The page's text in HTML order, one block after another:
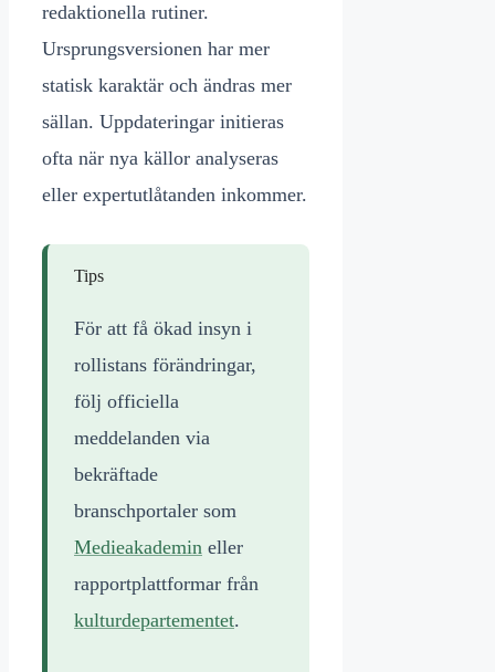
redaktionella rutiner.
Ursprungsversionen har mer
statisk karaktär och ändras mer
sällan. Uppdateringar initieras
ofta när nya källor analyseras
eller expertutlåtanden inkommer.
Tips
För att få ökad insyn i
rollistans förändringar,
följ officiella
meddelanden via
bekräftade
branschportaler som
Medieakademin eller
rapportplattformar från
kulturdepartementet.